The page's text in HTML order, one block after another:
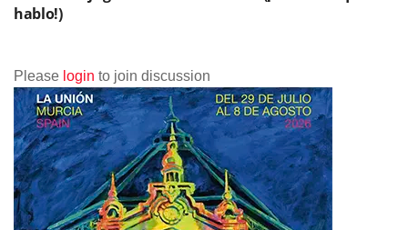
hablo!)
Please login to join discussion